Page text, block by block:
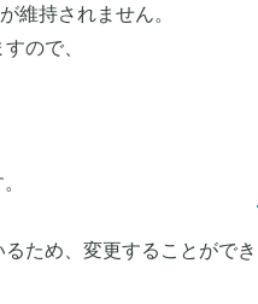
維持されません。
ので、
ため、変更することができ